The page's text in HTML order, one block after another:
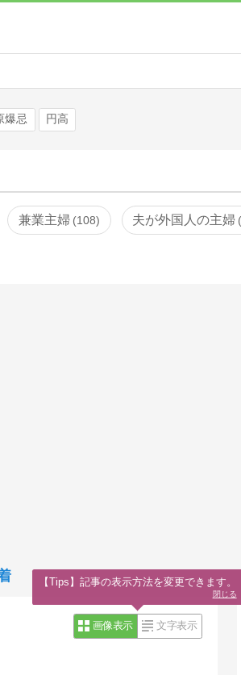
爆忌 円高
兼業主婦 108 夫が外国人の主婦
画像表示 文字表示
【Tips】記事の表示方法を変更できます。
閉じる